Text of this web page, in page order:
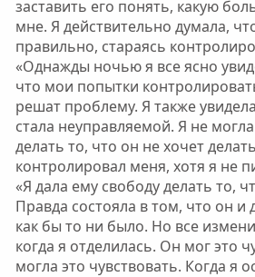
заставить его понять, какую
мне. Я действительно думала,
правильно, стараясь
«Однажды ночью я все ясно
что мои попытки
решат проблему. Я также
стала неуправляемой. Я не
делать то, что он не хочет
контролировал меня, хотя я не
«Я дала ему свободу делать то,
Правда состояла в том, что он и
как бы то ни было. Но все
когда я отделилась. Он мог это
могла это чувствовать. Когда я